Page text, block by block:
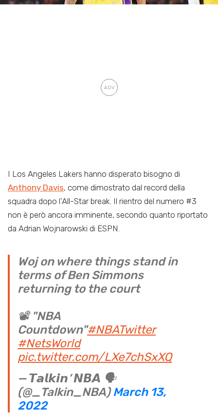
I Los Angeles Lakers hanno disperato bisogno di
Anthony Davis, come dimostrato dal record della
squadra dopo l’All-Star break. Il rientro del numero #3
non è però ancora imminente, secondo quanto riportato
da Adrian Wojnarowski di ESPN.
Woj on where things stand in
terms of Ben Simmons
returning to the court
📽️ "NBA
Countdown"#NBATwitter
#NetsWorld
pic.twitter.com/LXe7chSxXQ
— 𝙏𝙖𝙡𝙠𝙞𝙣’ 𝙉𝘽𝘼 🗣️
(@_Talkin_NBA)March 13,
2022